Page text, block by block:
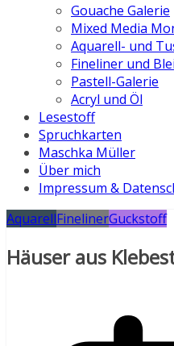
Gouache Galerie
Mixed Media
Aquarell- und
Fineliner und
Pastell-Galerie
Acryl und Öl
Lesestoff
Spruchkarten
Maschka Müller
Über mich
Impressum &
AquarellFinelinerGuckstoff
Häuser aus